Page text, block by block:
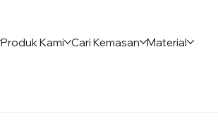
Produk Kami Cari Kemasan Material